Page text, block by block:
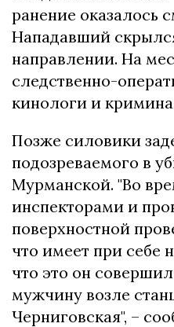
ранение оказалось
Нападавший
направлении. На
следственно-
кинологи и
Позже силовики
подозреваемого в
Мурманской. "Во
инспекторами и
поверхностной
что имеет при себе
что это он
мужчину возле
Черниговская", –